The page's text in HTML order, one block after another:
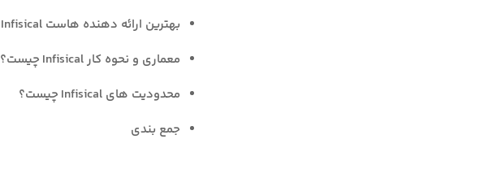
بهترین ارائه دهنده هاست Infisical
معماری و نحوه کار Infisical چیست؟
محدودیت های Infisical چیست؟
جمع بندی